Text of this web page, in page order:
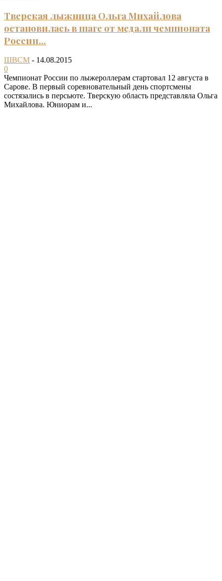
Тверская лыжница Ольга Михайлова
остановилась в шаге от медали чемпионата
России...
ШВСМ - 14.08.2015
0
Чемпионат России по лыжероллерам стартовал 12 августа в
Сарове. В первый соревновательный день спортсмены
состязались в персьюте. Тверскую область представляла Ольга
Михайлова. Юниорам и...